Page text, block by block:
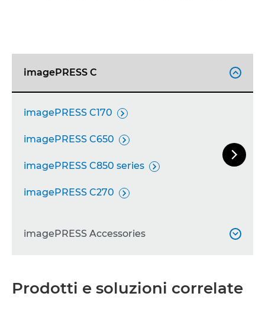
imagePRESS C 
imagePRESS C170 
imagePRESS C650 
imagePRESS C850 series 
imagePRESS C270 
imagePRESS Accessories 
Slide

Prodotti e soluzioni correlate